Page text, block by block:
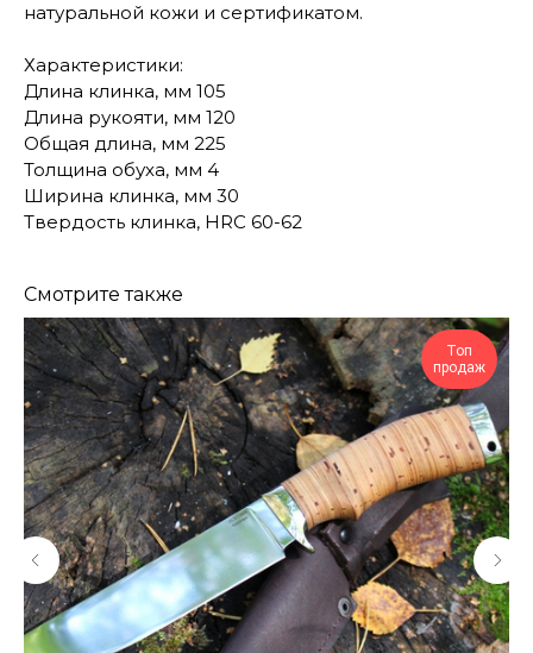
натуральной кожи и сертификатом.
Характеристики:
Длина клинка, мм 105
Длина рукояти, мм 120
Общая длина, мм 225
Толщина обуха, мм 4
Ширина клинка, мм 30
Твердость клинка, HRC 60-62
Смотрите также
Топ
продаж
КОНТАКТЫ
Консультации по телефону и онлайн.
Будем рады продемонстрировать вам
нашу продукцию. Позвоните нам или
оставьте запрос на звонок менеджера
для консультации